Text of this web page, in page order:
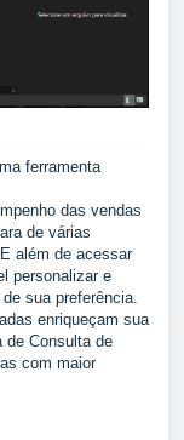
ferramenta
das vendas
de várias
além de acessar
personalizar e
sua preferência.
enriqueçam sua
de Consulta de
com maior